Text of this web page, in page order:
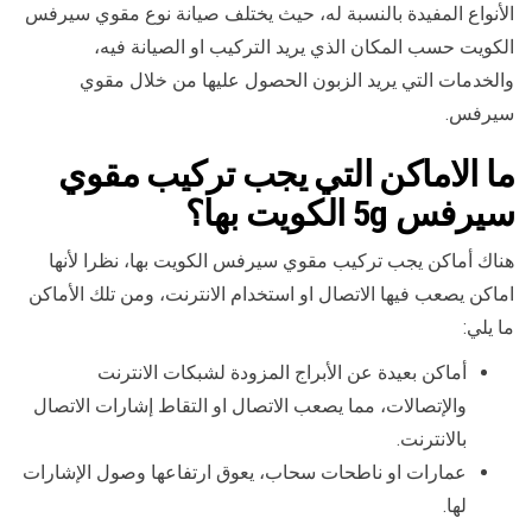
الأنواع المفيدة بالنسبة له، حيث يختلف صيانة نوع مقوي سيرفس
الكويت حسب المكان الذي يريد التركيب او الصيانة فيه،
والخدمات التي يريد الزبون الحصول عليها من خلال مقوي
سيرفس.
ما الاماكن التي يجب تركيب مقوي
سيرفس 5g الكويت بها
؟
هناك أماكن يجب تركيب مقوي سيرفس الكويت بها، نظرا لأنها
اماكن يصعب فيها الاتصال او استخدام الانترنت، ومن تلك الأماكن
ما يلي:
أماكن بعيدة عن الأبراج المزودة لشبكات الانترنت
والإتصالات، مما يصعب الاتصال او التقاط إشارات الاتصال
بالانترنت.
عمارات او ناطحات سحاب، يعوق ارتفاعها وصول الإشارات
لها.